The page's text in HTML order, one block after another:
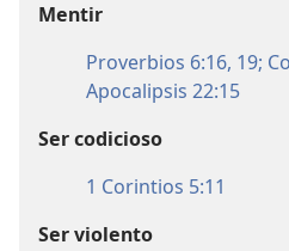
Mentir
Proverbios 6:16, 19;
Apocalipsis 22:15
Ser codicioso
1 Corintios 5:11
Ser violento